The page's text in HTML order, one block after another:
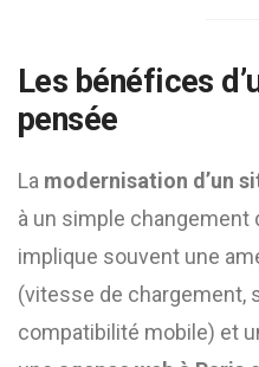
Les bénéfices
pensée
La modernisation d’un
à un simple changement
implique souvent une
(vitesse de chargement,
compatibilité mobile) et